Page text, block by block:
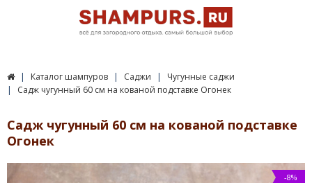
Каталог шампуров Саджи
Чугунные саджи
Садж чугунный 60 см на кованой подставке Огонек
Садж чугунный 60 см на кованой подставке
Огонек
-8%